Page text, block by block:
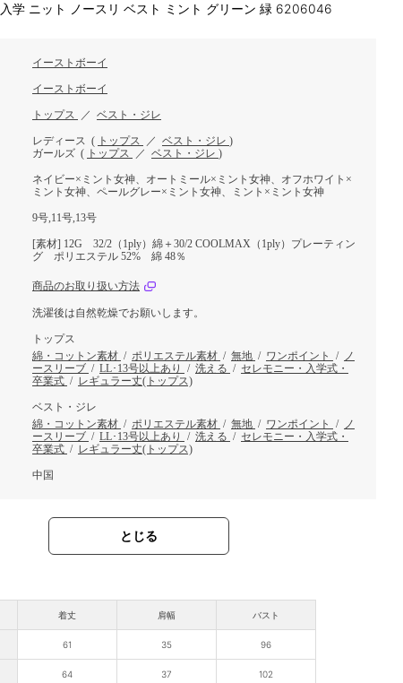
学 ニット ノースリ ベスト ミント グリーン 緑 6206046
イーストボーイ
イーストボーイ
トップス ／ ベスト・ジレ
レディース ( トップス ／ ベスト・ジレ )
ガールズ ( トップス ／ ベスト・ジレ )
ネイビー×ミント女神、オートミール×ミント女神、オフホワイト×
ミント女神、ペールグレー×ミント女神、ミント×ミント女神
9号,11号,13号
[素材] 12G 32/2（1ply）綿＋30/2 COOLMAX（1ply）プレーティン
グ ポリエステル 52% 綿 48％
商品のお取り扱い方法
洗濯後は自然乾燥でお願いします。
トップス
綿・コットン素材 / ポリエステル素材 / 無地 / ワンポイント /
ノ
ースリーブ / LL･13号以上あり / 洗える / セレモニー・入学式・
卒業式 / レギュラー丈(トップス)
ベスト・ジレ
綿・コットン素材 / ポリエステル素材 / 無地 / ワンポイント /
ノ
ースリーブ / LL･13号以上あり / 洗える / セレモニー・入学式・
卒業式 / レギュラー丈(トップス)
中国
とじる
着丈 肩幅 バスト
61 35 96
64 37 102